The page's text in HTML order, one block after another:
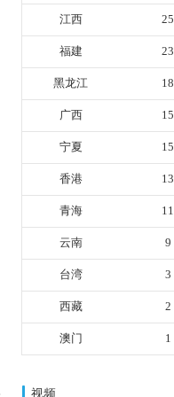
江西 25
福建 23
黑龙江 18
广西 15
宁夏 15
香港 13
青海 11
云南 9
台湾 3
西藏 2
澳门 1
视频